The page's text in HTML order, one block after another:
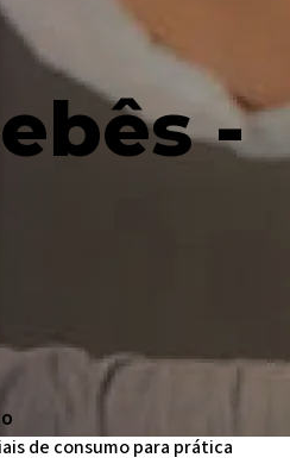
-
de consumo para prática